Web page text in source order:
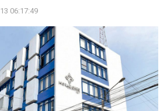
06:17:49